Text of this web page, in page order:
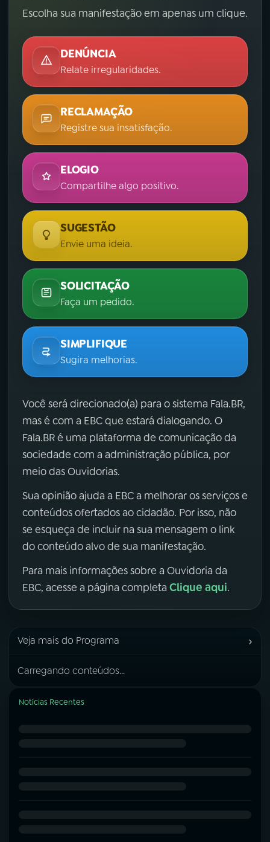
Escolha sua manifestação em apenas um clique.
DENÚNCIA
Relate irregularidades.
RECLAMAÇÃO
Registre sua insatisfação.
ELOGIO
Compartilhe algo positivo.
SUGESTÃO
Envie uma ideia.
SOLICITAÇÃO
Faça um pedido.
SIMPLIFIQUE
Sugira melhorias.
Você será direcionado(a) para o sistema Fala.BR,
mas é com a EBC que estará dialogando. O
Fala.BR é uma plataforma de comunicação da
sociedade com a administração pública, por
meio das Ouvidorias.
Sua opinião ajuda a EBC a melhorar os serviços e
conteúdos ofertados ao cidadão. Por isso, não
se esqueça de incluir na sua mensagem o link
do conteúdo alvo de sua manifestação.
Para mais informações sobre a Ouvidoria da
EBC, acesse a página completa Clique aqui.
Veja mais do Programa ›
Carregando conteúdos...
Notícias Recentes